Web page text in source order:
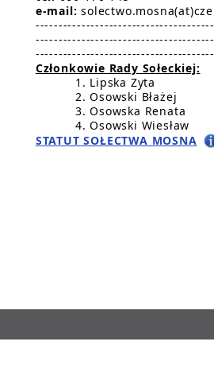
e-mail:
Członkowie Rady Sołeckiej:
Lipska Zyta
Osowski Błażej
Osowska Renata
Osowski Wiesław
STATUT SOŁECTWA MOSNA